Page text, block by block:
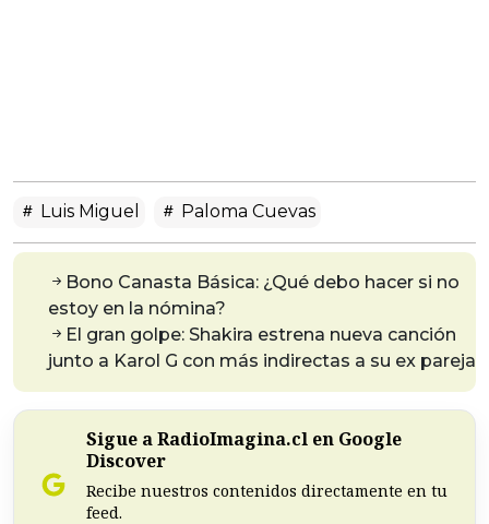
Luis Miguel Paloma Cuevas
Bono Canasta Básica: ¿Qué debo hacer si no
estoy en la nómina?
El gran golpe: Shakira estrena nueva canción
junto a Karol G con más indirectas a su ex pareja
Sigue a RadioImagina.cl en Google
Discover
Recibe nuestros contenidos directamente en tu
feed.